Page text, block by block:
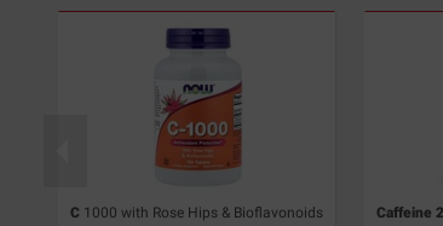
C 1000 with Rose Hips & Bioflavonoids Caffeine